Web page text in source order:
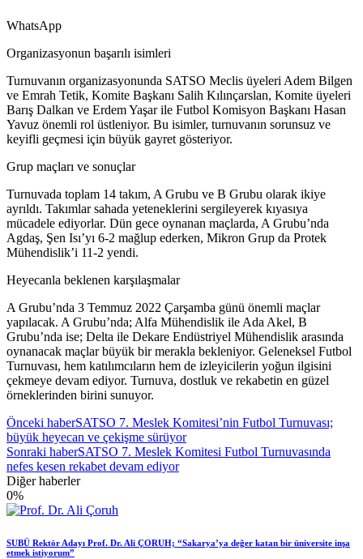
WhatsApp
Organizasyonun başarılı isimleri
Turnuvanın organizasyonunda SATSO Meclis üyeleri Adem Bilgen
ve Emrah Tetik, Komite Başkanı Salih Kılınçarslan, Komite üyeleri
Barış Dalkan ve Erdem Yaşar ile Futbol Komisyon Başkanı Hasan
Yavuz önemli rol üstleniyor. Bu isimler, turnuvanın sorunsuz ve
keyifli geçmesi için büyük gayret gösteriyor.
Grup maçları ve sonuçlar
Turnuvada toplam 14 takım, A Grubu ve B Grubu olarak ikiye
ayrıldı. Takımlar sahada yeteneklerini sergileyerek kıyasıya
mücadele ediyorlar. Dün gece oynanan maçlarda, A Grubu’nda
Agdaş, Şen Isı’yı 6-2 mağlup ederken, Mikron Grup da Protek
Mühendislik’i 11-2 yendi.
Heyecanla beklenen karşılaşmalar
A Grubu’nda 3 Temmuz 2022 Çarşamba günü önemli maçlar
yapılacak. A Grubu’nda; Alfa Mühendislik ile Ada Akel, B
Grubu’nda ise; Delta ile Dekare Endüstriyel Mühendislik arasında
oynanacak maçlar büyük bir merakla bekleniyor. Geleneksel Futbol
Turnuvası, hem katılımcıların hem de izleyicilerin yoğun ilgisini
çekmeye devam ediyor. Turnuva, dostluk ve rekabetin en güzel
örneklerinden birini sunuyor.
Önceki haberSATSO 7. Meslek Komitesi’nin Futbol Turnuvası;
büyük heyecan ve çekişme sürüyor
Sonraki haberSATSO 7. Meslek Komitesi Futbol Turnuvasında
nefes kesen rekabet devam ediyor
Diğer haberler
0%
SUBÜ Rektör Adayı Prof. Dr. Ali ÇORUH; “Sakarya’ya değer katan bir üniversite inşa
etmek istiyorum”